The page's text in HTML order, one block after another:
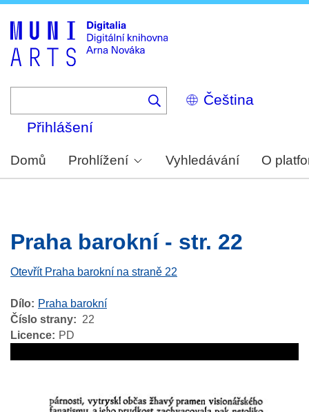
Select
your
Přihlášení
Domů Prohlížení Vyhledávání O
Praha barokní - str. 22
Otevřít Praha barokní na straně 22
Dílo
Praha barokní
Číslo strany
22
Licence
PD